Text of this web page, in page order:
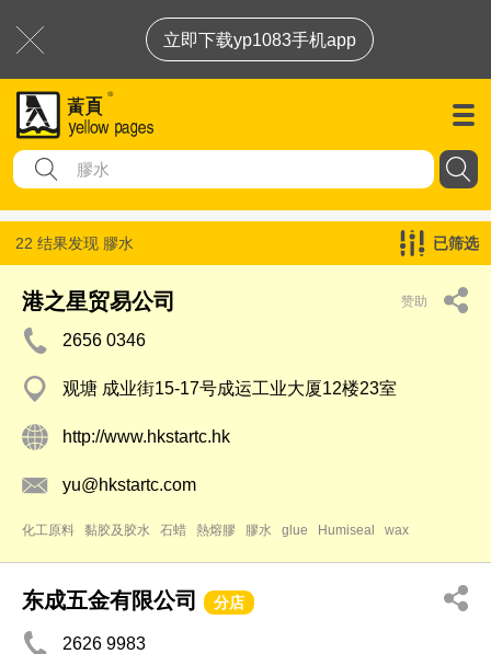
立即下载yp1083手机app
22 结果发现 膠水 已筛选
港之星贸易公司 赞助
2656 0346
观塘 成业街15-17号成运工业大厦12楼23室
http://www.hkstartc.hk
yu@hkstartc.com
化工原料 黏胶及胶水 石蜡 熱熔膠 膠水 glue Humiseal wax
东成五金有限公司 分店
2626 9983